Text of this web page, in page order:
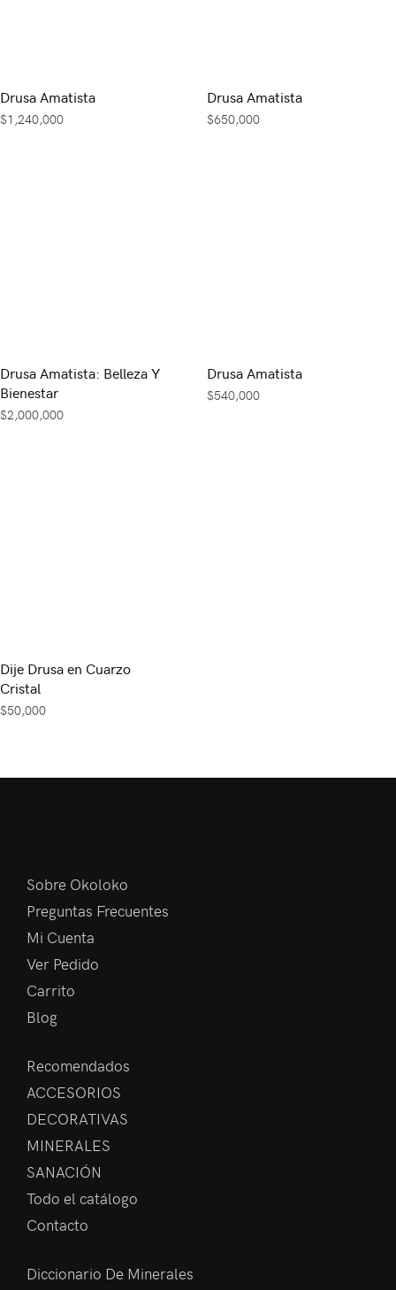
Drusa Amatista
$1,240,000
Drusa Amatista
$650,000
Drusa Amatista: Belleza Y
Bienestar
$2,000,000
Drusa Amatista
$540,000
Dije Drusa en Cuarzo
Cristal
$50,000
Sobre Okoloko
Preguntas Frecuentes
Mi Cuenta
Ver Pedido
Carrito
Blog
Recomendados
ACCESORIOS
DECORATIVAS
MINERALES
SANACIÓN
Todo el catálogo
Contacto
Diccionario De Minerales